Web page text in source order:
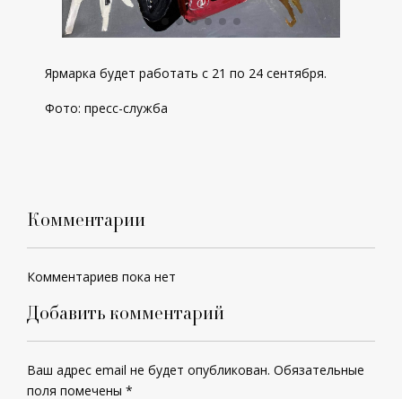
Ярмарка будет работать с 21 по 24 сентября.
Фото: пресс-служба
Комментарии
Комментариев пока нет
Добавить комментарий
Ваш адрес email не будет опубликован. Обязательные
поля помечены *